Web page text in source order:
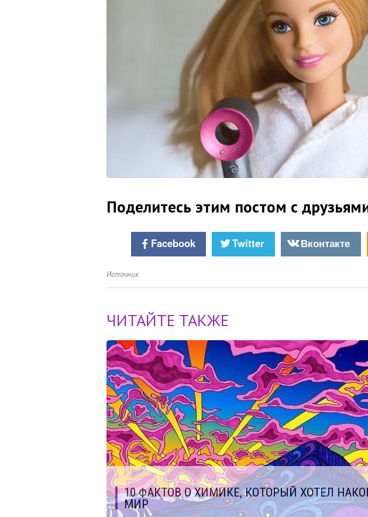
Поделитесь этим постом с
Facebook Twitter Вконтакте
Источник
ЧИТАЙТЕ ТАКЖЕ
10 ФАКТОВ О ХИМИКЕ, КОТОРЫЙ ХОТЕЛ
МИР